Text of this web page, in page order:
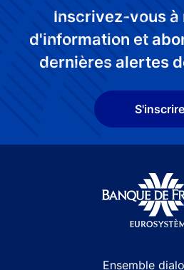
Inscrivez-vous à
d'information et
dernières alertes
S'inscrire
Ensemble